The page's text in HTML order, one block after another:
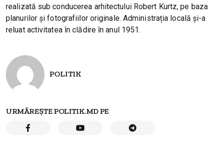
realizată sub conducerea arhitectului Robert Kurtz, pe baza
planurilor și fotografiilor originale. Administrația locală și-a
reluat activitatea în clădire în anul 1951.
POLITIK
URMĂREȘTE POLITIK.MD PE